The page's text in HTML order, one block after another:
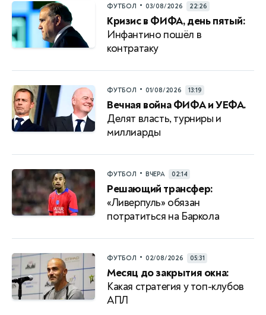
ФУТБОЛ • 03/08/2026 22:26
Кризис в ФИФА, день пятый:
Инфантино пошёл в
контратаку
ФУТБОЛ • 01/08/2026 13:19
Вечная война ФИФА и УЕФА.
Делят власть, турниры и
миллиарды
ФУТБОЛ • ВЧЕРА 02:14
Решающий трансфер:
«Ливерпуль» обязан
потратиться на Баркола
ФУТБОЛ • 02/08/2026 05:31
Месяц до закрытия окна:
Какая стратегия у топ-клубов
АПЛ